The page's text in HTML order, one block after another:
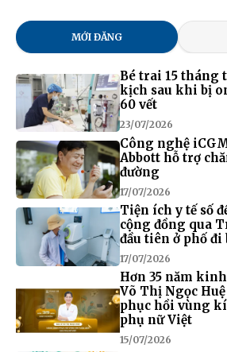
MỚI ĐĂNG
Bé trai 15 tháng
kịch sau khi bị
60 vết
23/07/2026
Công nghệ
Abbott hỗ trợ
đường
17/07/2026
Tiện ích y tế số
cộng đồng qua
đầu tiên ở phố đi
17/07/2026
Hơn 35 năm
Võ Thị Ngọc
phục hồi vùng
phụ nữ Việt
15/07/2026